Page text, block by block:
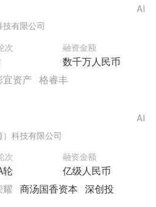
有限公司
次 融资金额
数千万人民币
AI
宜资产 格睿丰
科技有限公司
次
轮
融资金额
亿级人民币
AI
耀 商汤国香资本 深创投